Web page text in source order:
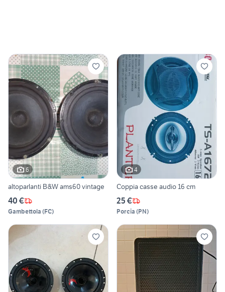
6
altoparlanti B&W ams60 vintage
40 €
Gambettola (FC)
4
Coppia casse audio 16 cm
25 €
Porcia (PN)